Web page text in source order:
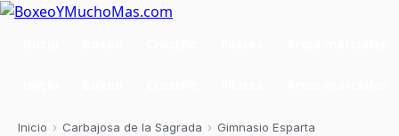
Inicio › Carbajosa de la Sagrada › Gimnasio Esparta